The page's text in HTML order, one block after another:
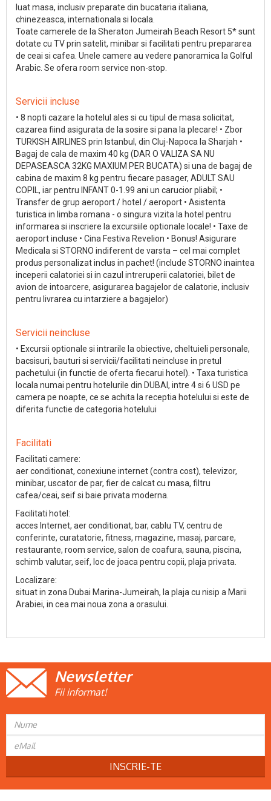
luat masa, inclusiv preparate din bucataria italiana,
chinezeasca, internationala si locala.
Toate camerele de la Sheraton Jumeirah Beach Resort 5* sunt
dotate cu TV prin satelit, minibar si facilitati pentru prepararea
de ceai si cafea. Unele camere au vedere panoramica la Golful
Arabic. Se ofera room service non-stop.
Servicii incluse
• 8 nopti cazare la hotelul ales si cu tipul de masa solicitat,
cazarea fiind asigurata de la sosire si pana la plecare! • Zbor
TURKISH AIRLINES prin Istanbul, din Cluj-Napoca la Sharjah •
Bagaj de cala de maxim 40 kg (DAR O VALIZA SA NU
DEPASEASCA 32KG MAXIUM PER BUCATA) si una de bagaj de
cabina de maxim 8 kg pentru fiecare pasager, ADULT SAU
COPIL, iar pentru INFANT 0-1.99 ani un carucior pliabil; •
Transfer de grup aeroport / hotel / aeroport • Asistenta
turistica in limba romana - o singura vizita la hotel pentru
informarea si inscriere la excursiile optionale locale! • Taxe de
aeroport incluse • Cina Festiva Revelion • Bonus! Asigurare
Medicala si STORNO indiferent de varsta – cel mai complet
produs personalizat inclus in pachet! (include STORNO inaintea
inceperii calatoriei si in cazul intreruperii calatoriei, bilet de
avion de intoarcere, asigurarea bagajelor de calatorie, inclusiv
pentru livrarea cu intarziere a bagajelor)
Servicii neincluse
• Excursii optionale si intrarile la obiective, cheltuieli personale,
bacsisuri, bauturi si servicii/facilitati neincluse in pretul
pachetului (in functie de oferta fiecarui hotel). • Taxa turistica
locala numai pentru hotelurile din DUBAI, intre 4 si 6 USD pe
camera pe noapte, ce se achita la receptia hotelului si este de
diferita functie de categoria hotelului
Facilitati
Facilitati camere:
aer conditionat, conexiune internet (contra cost), televizor,
minibar, uscator de par, fier de calcat cu masa, filtru
cafea/ceai, seif si baie privata moderna.
Facilitati hotel:
acces Internet, aer conditionat, bar, cablu TV, centru de
conferinte, curatatorie, fitness, magazine, masaj, parcare,
restaurante, room service, salon de coafura, sauna, piscina,
schimb valutar, seif, loc de joaca pentru copii, plaja privata.
Localizare:
situat in zona Dubai Marina-Jumeirah, la plaja cu nisip a Marii
Arabiei, in cea mai noua zona a orasului.
Newsletter
Fii informat!
INSCRIE-TE